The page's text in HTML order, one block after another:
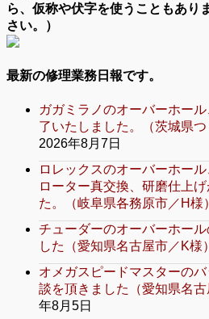
ら、仮称や伏字を使うこともあり
さい。）
最新の修理業務日報です。
ガガミラノのオーバーホー
了いたしました。（茨城県つ
2026年8月7日
ロレックスのオーバーホール
ローター真交換、研磨仕上
た。（岐阜県各務原市／H様）
チューダーのオーバーホー
した（愛知県名古屋市／K様）
オメガスピードマスターの
談を頂きました（愛知県名古
年8月5日